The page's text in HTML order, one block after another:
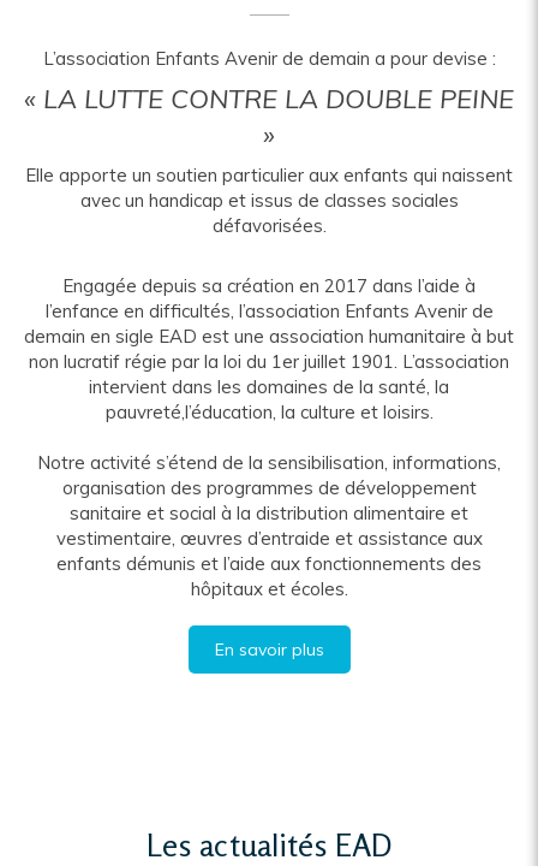
L’association Enfants Avenir de demain a pour devise :
« LA LUTTE CONTRE LA DOUBLE PEINE
»
Elle apporte un soutien particulier aux enfants qui naissent
avec un handicap et issus de classes sociales
défavorisées.
Engagée depuis sa création en 2017 dans l’aide à
l’enfance en difficultés, l’association Enfants Avenir de
demain en sigle EAD est une association humanitaire à but
non lucratif régie par la loi du 1er juillet 1901. L’association
intervient dans les domaines de la santé, la
pauvreté,l’éducation, la culture et loisirs.
Notre activité s’étend de la sensibilisation, informations,
organisation des programmes de développement
sanitaire et social à la distribution alimentaire et
vestimentaire, œuvres d’entraide et assistance aux
enfants démunis et l’aide aux fonctionnements des
hôpitaux et écoles.
En savoir plus
Les actualités EAD